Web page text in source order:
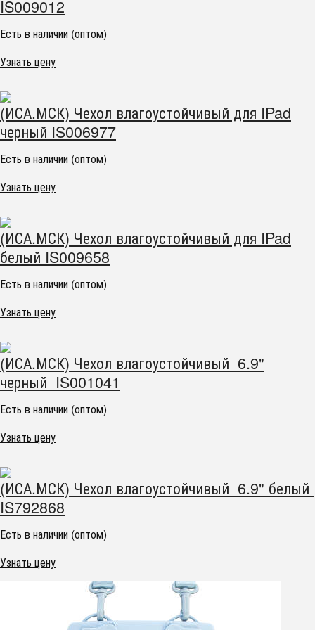
IS009012
Есть в наличии (оптом)
Узнать цену
(ИСА.МСК) Чехол влагоустойчивый для IPad
черный IS006977
Есть в наличии (оптом)
Узнать цену
(ИСА.МСК) Чехол влагоустойчивый для IPad
белый IS009658
Есть в наличии (оптом)
Узнать цену
(ИСА.МСК) Чехол влагоустойчивый 6.9"
черный IS001041
Есть в наличии (оптом)
Узнать цену
(ИСА.МСК) Чехол влагоустойчивый 6.9" белый
IS792868
Есть в наличии (оптом)
Узнать цену